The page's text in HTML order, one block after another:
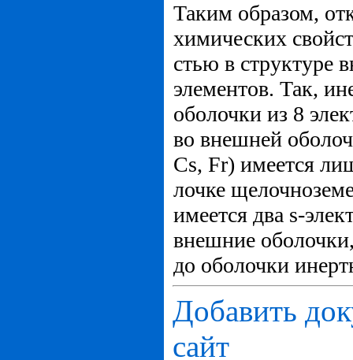
Таким образом,
химических
стью в структуре
элементов. Так,
оболочки из 8
во внешней
Cs, Fr) имеется
лочке
имеется два s-
внешние
до оболочки
Добавить
сайт